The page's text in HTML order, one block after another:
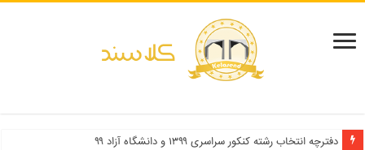
دفترچه انتخاب رشته کنکور سراسری ۱۳۹۹ و دانشگاه آزاد ۹۹